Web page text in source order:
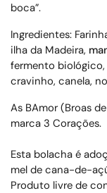
boca”.
Ingredientes:
ilha da Madeira,
fermento biológico,
cravinho, canela,
As BAmor (Broas
marca 3 Corações.
Esta bolacha é
mel de cana-de-
Produto livre de